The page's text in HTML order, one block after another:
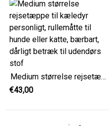
Medium størrelse rejsetæppe til kæledyr personligt, rullemåtte til hunde eller katte, bærbart, dårligt betræk til udendørs stof
€43,00